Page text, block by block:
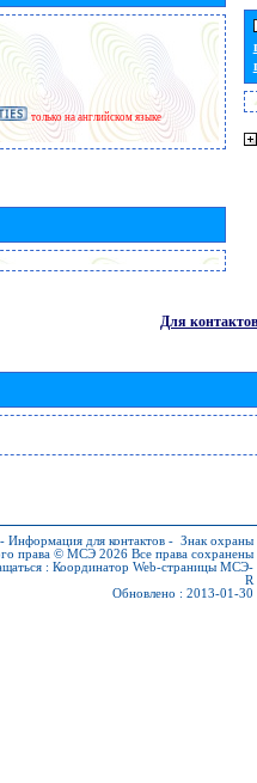
только на английском языке
Для контактов
- Информация для контактов - Знак охраны
права © МСЭ 2026 Все права сохранены
: Координатор Web-страницы МСЭ-
R
Обновлено : 2013-01-30